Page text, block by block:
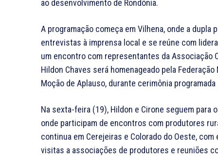
ao desenvolvimento de Rondônia.
A programação começa em Vilhena, onde a
entrevistas à imprensa local e se reúne com
um encontro com representantes da Associação
Hildon Chaves será homenageado pela
Moção de Aplauso, durante cerimônia
Na sexta-feira (19), Hildon e Cirone seguem para
onde participam de encontros com produtores
continua em Cerejeiras e Colorado do Oeste,
visitas a associações de produtores e reuniões